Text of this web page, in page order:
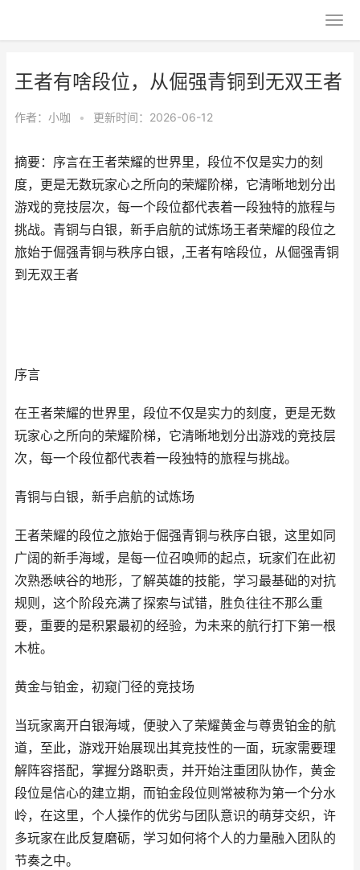
王者有啥段位，从倔强青铜到无双王者
作者： 小咖 • 更新时间：2026-06-12
摘要：序言在王者荣耀的世界里，段位不仅是实力的刻
度，更是无数玩家心之所向的荣耀阶梯，它清晰地划分出
游戏的竞技层次，每一个段位都代表着一段独特的旅程与
挑战。青铜与白银，新手启航的试炼场王者荣耀的段位之
旅始于倔强青铜与秩序白银，,王者有啥段位，从倔强青铜
到无双王者
序言
在王者荣耀的世界里，段位不仅是实力的刻度，更是无数
玩家心之所向的荣耀阶梯，它清晰地划分出游戏的竞技层
次，每一个段位都代表着一段独特的旅程与挑战。
青铜与白银，新手启航的试炼场
王者荣耀的段位之旅始于倔强青铜与秩序白银，这里如同
广阔的新手海域，是每一位召唤师的起点，玩家们在此初
次熟悉峡谷的地形，了解英雄的技能，学习最基础的对抗
规则，这个阶段充满了探索与试错，胜负往往不那么重
要，重要的是积累最初的经验，为未来的航行打下第一根
木桩。
黄金与铂金，初窥门径的竞技场
当玩家离开白银海域，便驶入了荣耀黄金与尊贵铂金的航
道，至此，游戏开始展现出其竞技性的一面，玩家需要理
解阵容搭配，掌握分路职责，并开始注重团队协作，黄金
段位是信心的建立期，而铂金段位则常被称为第一个分水
岭，在这里，个人操作的优劣与团队意识的萌芽交织，许
多玩家在此反复磨砺，学习如何将个人的力量融入团队的
节奏之中。